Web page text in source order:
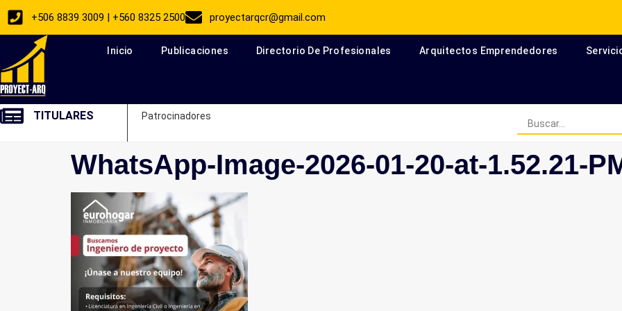
+506 8839 3009 | +560 8325 2500 proyectarqcr@gmail.com
Inicio Publicaciones Directorio De Profesionales Arquitectos Emprendedores
TITULARES Patrocinadores
WhatsApp-Image-2026-01-20-at-1.52.21-